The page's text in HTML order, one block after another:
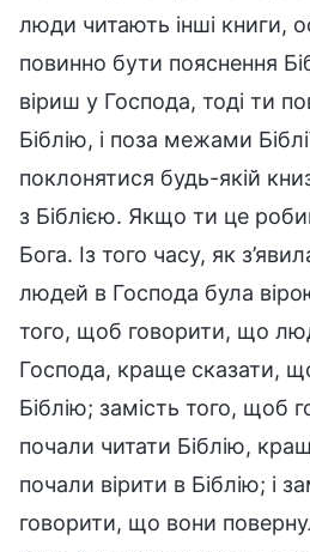
люди читають інші книги,
повинно бути пояснення
віриш у Господа, тоді ти
Біблію, і поза межами
поклонятися будь-якій
з Біблією. Якщо ти це
Бога. Із того часу, як
людей в Господа була
того, щоб говорити, що
Господа, краще сказати,
Біблію; замість того, щоб
почали читати Біблію,
почали вірити в Біблію; і
говорити, що вони